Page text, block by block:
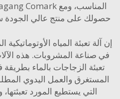
على منتج عالي الجودة
تعبئة المياه الأوتوماتيكية
المشروبات. هذه الآلات
الزجاجات بالماء بطريقة
والعمل اليدوي المطلوب.
التي يستطيع المورد تعبئتها،